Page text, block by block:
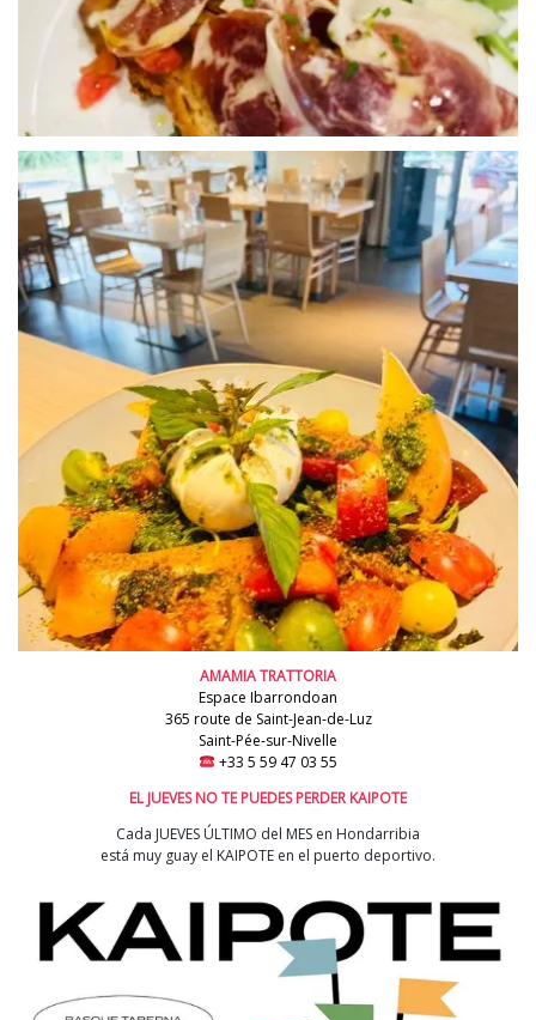
AMAMIA TRATTORIA
Espace Ibarrondoan
365 route de Saint-Jean-de-Luz
Saint-Pée-sur-Nivelle
+33 5 59 47 03 55
EL JUEVES NO TE PUEDES PERDER KAIPOTE
Cada JUEVES ÚLTIMO del MES en Hondarribia
está muy guay el KAIPOTE en el puerto deportivo.